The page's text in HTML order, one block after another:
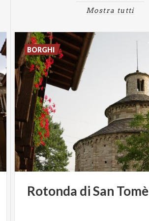
Mostra tutti
Rotonda diSan Tomè
BORGHI